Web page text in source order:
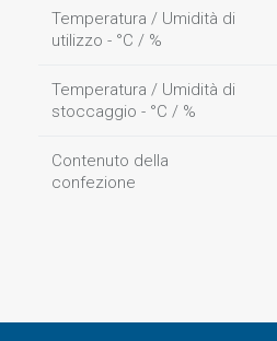
Temperatura / Umidità di
utilizzo - °C / %
Temperatura / Umidità di
stoccaggio - °C / %
Contenuto della
confezione